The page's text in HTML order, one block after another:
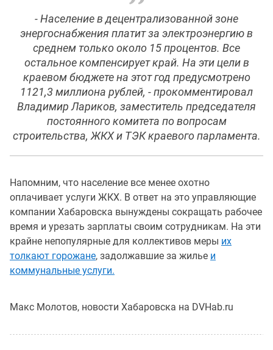
- Население в децентрализованной зоне
энергоснабжения платит за электроэнергию в
среднем только около 15 процентов. Все
остальное компенсирует край. На эти цели в
краевом бюджете на этот год предусмотрено
1121,3 миллиона рублей, - прокомментировал
Владимир Лариков, заместитель председателя
постоянного комитета по вопросам
строительства, ЖКХ и ТЭК краевого парламента.
Напомним, что население все менее охотно
оплачивает услуги ЖКХ. В ответ на это управляющие
компании Хабаровска вынуждены сокращать рабочее
время и урезать зарплаты своим сотрудникам. На эти
крайне непопулярные для коллективов меры их
толкают горожане, задолжавшие за жилье и
коммунальные услуги.
Макс Молотов, новости Хабаровска на DVHab.ru